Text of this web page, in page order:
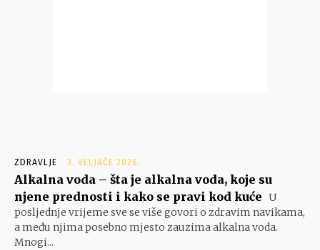
ZDRAVLJE 3. VELJAČE 2026.
Alkalna voda – šta je alkalna voda, koje su
njene prednosti i kako se pravi kod kuće U
posljednje vrijeme sve se više govori o zdravim navikama,
a među njima posebno mjesto zauzima alkalna voda.
Mnogi...